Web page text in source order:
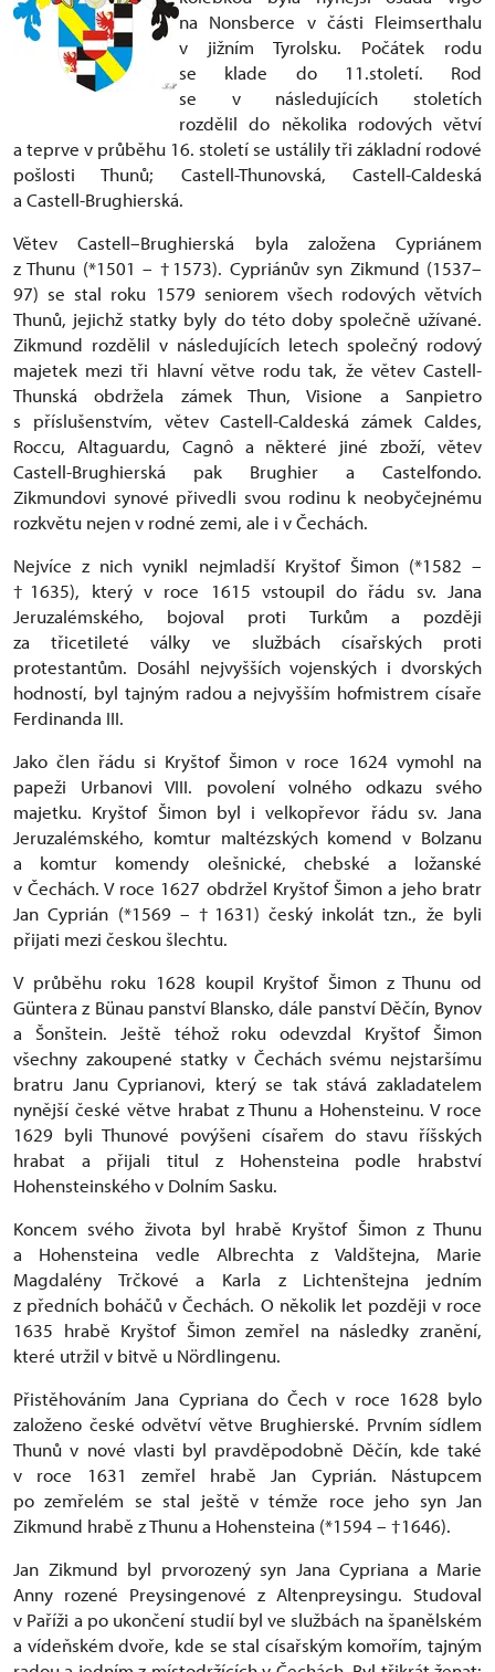
na Nonsberce v části Fleimserthalu
v jižním Tyrolsku. Počátek rodu
se klade do 11.století. Rod
se v následujících stoletích
rozdělil do několika rodových větví
a teprve v průběhu 16. století se ustálily tři základní rodové
pošlosti Thunů; Castell-Thunovská, Castell-Caldeská
a Castell-Brughierská.
Větev Castell–Brughierská byla založena Cypriánem
z Thunu (*1501 – †1573). Cypriánův syn Zikmund (1537–
97) se stal roku 1579 seniorem všech rodových větvích
Thunů, jejichž statky byly do této doby společně užívané.
Zikmund rozdělil v následujících letech společný rodový
majetek mezi tři hlavní větve rodu tak, že větev Castell-
Thunská obdržela zámek Thun, Visione a Sanpietro
s příslušenstvím, větev Castell-Caldeská zámek Caldes,
Roccu, Altaguardu, Cagnô a některé jiné zboží, větev
Castell-Brughierská pak Brughier a Castelfondo.
Zikmundovi synové přivedli svou rodinu k neobyčejnému
rozkvětu nejen v rodné zemi, ale i v Čechách.
Nejvíce z nich vynikl nejmladší Kryštof Šimon (*1582 –
†1635), který v roce 1615 vstoupil do řádu sv. Jana
Jeruzalémského, bojoval proti Turkům a později
za třicetileté války ve službách císařských proti
protestantům. Dosáhl nejvyšších vojenských i dvorských
hodností, byl tajným radou a nejvyšším hofmistrem císaře
Ferdinanda III.
Jako člen řádu si Kryštof Šimon v roce 1624 vymohl na
papeži Urbanovi VIII. povolení volného odkazu svého
majetku. Kryštof Šimon byl i velkopřevor řádu sv. Jana
Jeruzalémského, komtur maltézských komend v Bolzanu
a komtur komendy olešnické, chebské a ložanské
v Čechách. V roce 1627 obdržel Kryštof Šimon a jeho bratr
Jan Cyprián (*1569 – †1631) český inkolát tzn., že byli
přijati mezi českou šlechtu.
V průběhu roku 1628 koupil Kryštof Šimon z Thunu od
Güntera z Bünau panství Blansko, dále panství Děčín, Bynov
a Šonštein. Ještě téhož roku odevzdal Kryštof Šimon
všechny zakoupené statky v Čechách svému nejstaršímu
bratru Janu Cyprianovi, který se tak stává zakladatelem
nynější české větve hrabat z Thunu a Hohensteinu. V roce
1629 byli Thunové povýšeni císařem do stavu říšských
hrabat a přijali titul z Hohensteina podle hrabství
Hohensteinského v Dolním Sasku.
Koncem svého života byl hrabě Kryštof Šimon z Thunu
a Hohensteina vedle Albrechta z Valdštejna, Marie
Magdalény Trčkové a Karla z Lichtenštejna jedním
z předních boháčů v Čechách. O několik let později v roce
1635 hrabě Kryštof Šimon zemřel na následky zranění,
které utržil v bitvě u Nördlingenu.
Přistěhováním Jana Cypriana do Čech v roce 1628 bylo
založeno české odvětví větve Brughierské. Prvním sídlem
Thunů v nové vlasti byl pravděpodobně Děčín, kde také
v roce 1631 zemřel hrabě Jan Cyprián. Nástupcem
po zemřelém se stal ještě v témže roce jeho syn Jan
Zikmund hrabě z Thunu a Hohensteina (*1594 – †1646).
Jan Zikmund byl prvorozený syn Jana Cypriana a Marie
Anny rozené Preysingenové z Altenpreysingu. Studoval
v Paříži a po ukončení studií byl ve službách na španělském
a vídeňském dvoře, kde se stal císařským komořím, tajným